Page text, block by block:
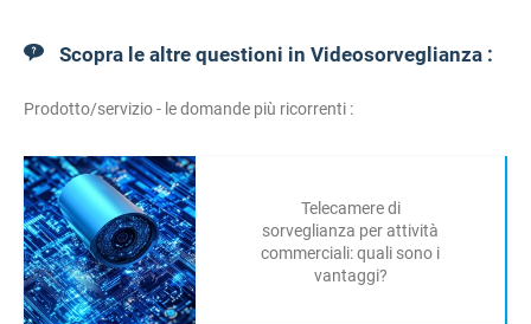
Scopra le altre questioni in Videosorveglianza :
Prodotto/servizio - le domande più ricorrenti :
Telecamere di
sorveglianza per attività
commerciali: quali sono i
vantaggi?